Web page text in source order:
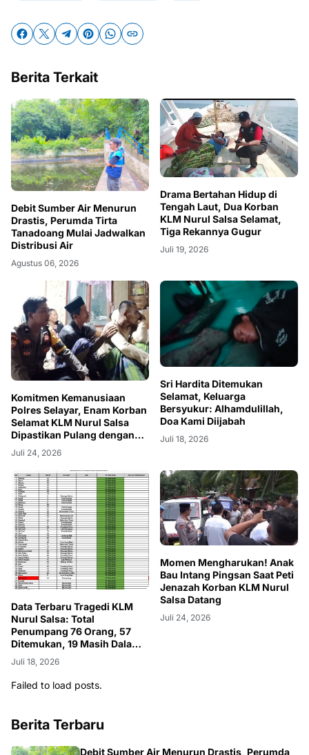
Berita Terkait
Debit Sumber Air Menurun
Drastis, Perumda Tirta
Tanadoang Mulai Jadwalkan
Distribusi Air
Agustus 06, 2026
Drama Bertahan Hidup di
Tengah Laut, Dua Korban
KLM Nurul Salsa Selamat,
Tiga Rekannya Gugur
Juli 19, 2026
Komitmen Kemanusiaan
Polres Selayar, Enam Korban
Selamat KLM Nurul Salsa
Dipastikan Pulang dengan
Selamat
Juli 24, 2026
Sri Hardita Ditemukan
Selamat, Keluarga
Bersyukur: Alhamdulillah,
Doa Kami Diijabah
Juli 18, 2026
Data Terbaru Tragedi KLM
Nurul Salsa: Total
Penumpang 76 Orang, 57
Ditemukan, 19 Masih Dalam
Pencarian
Juli 18, 2026
Momen Mengharukan! Anak
Bau Intang Pingsan Saat Peti
Jenazah Korban KLM Nurul
Salsa Datang
Juli 24, 2026
Failed to load posts.
Berita Terbaru
Debit Sumber Air Menurun Drastis, Perumda